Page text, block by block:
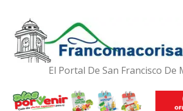
El Portal De San Francisco De